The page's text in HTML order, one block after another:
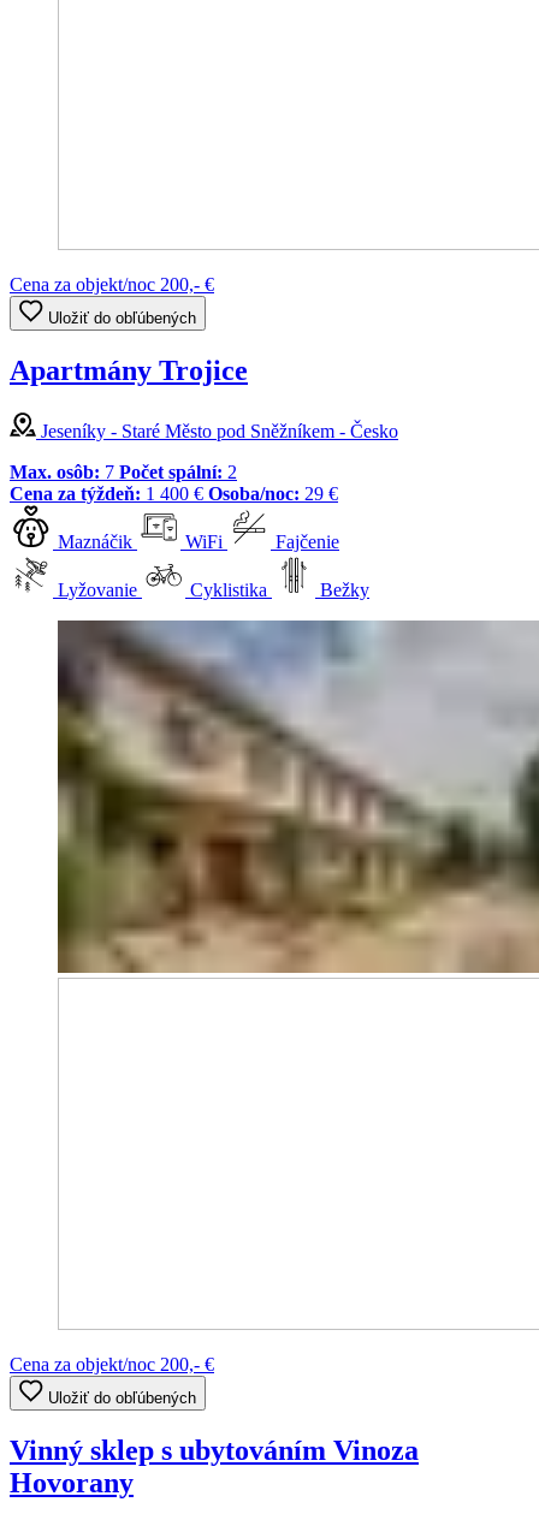
Cena za objekt/noc 200,- €
Uložiť do obľúbených
Apartmány Trojice
Jeseníky - Staré Město pod Sněžníkem - Česko
Max. osôb: 7 Počet spální: 2
Cena za týždeň: 1 400 € Osoba/noc: 29 €
Maznáčik WiFi Fajčenie
Lyžovanie Cyklistika Bežky
Cena za objekt/noc 200,- €
Uložiť do obľúbených
Vinný sklep s ubytováním Vinoza
Hovorany